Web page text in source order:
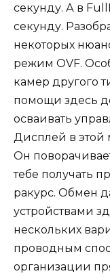
секунду. А в
секунду.
некоторых
режим OVF.
камер другого
помощи здесь
осваивать
Дисплей в этой
Он
тебе получать
ракурс. Обмен
устройствами
нескольких
проводным
организации